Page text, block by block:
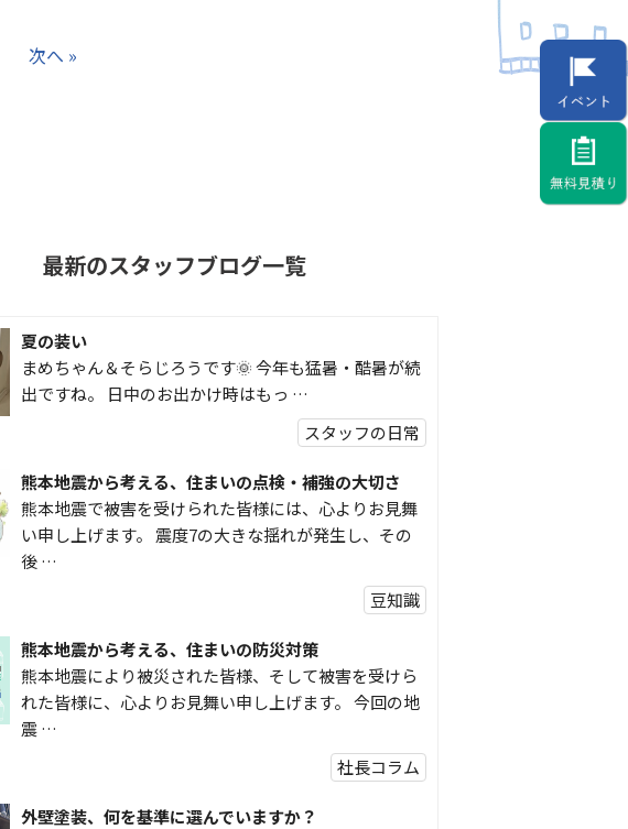
次へ »
最新のスタッフブログ一覧
夏の装い
まめちゃん＆そらじろうです🌞 今年も猛暑・酷暑が続
出ですね。 日中のお出かけ時はもっ …
スタッフの日常
熊本地震から考える、住まいの点検・補強の大切さ
熊本地震で被害を受けられた皆様には、心よりお見舞
い申し上げます。 震度7の大きな揺れが発生し、その
後 …
豆知識
熊本地震から考える、住まいの防災対策
熊本地震により被災された皆様、そして被害を受けら
れた皆様に、心よりお見舞い申し上げます。 今回の地
震 …
社長コラム
外壁塗装、何を基準に選んでいますか？